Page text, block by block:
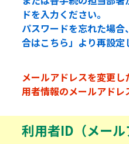
ドを入力ください。
パスワードを忘れた場
合はこちら」より再設定
メールアドレスを変更
用者情報のメールアドレ
利用者ID（メール